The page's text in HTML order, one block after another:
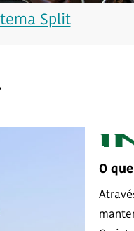
Split
O